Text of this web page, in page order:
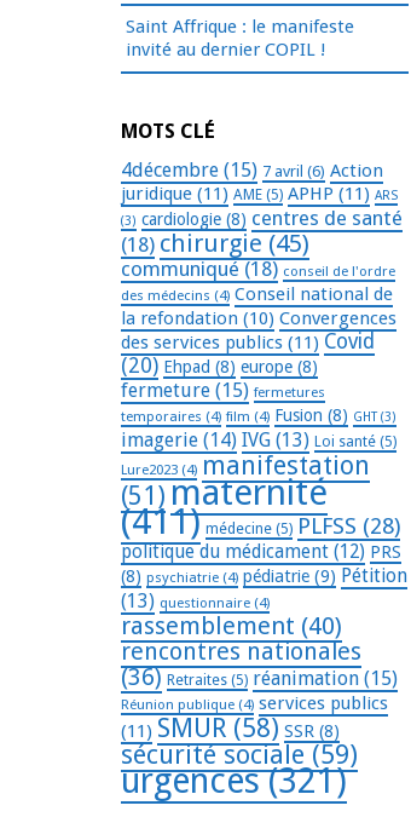
Saint Affrique : le manifeste
invité au dernier COPIL !
MOTS CLÉ
4décembre (15) 7 avril (6) Action
juridique (11) AME (5) APHP (11) ARS
(3) cardiologie (8) centres de santé
(18) chirurgie (45)
communiqué (18) conseil de l'ordre
des médecins (4) Conseil national de
la refondation (10) Convergences
des services publics (11) Covid
(20) Ehpad (8) europe (8)
fermeture (15) fermetures
temporaires (4) film (4) Fusion (8) GHT(3)
imagerie (14) IVG (13) Loi santé (5)
Lure2023 (4) manifestation
(51) maternité
(411) médecine (5) PLFSS (28)
politique du médicament (12) PRS
(8) psychiatrie (4) pédiatrie (9) Pétition
(13) questionnaire (4)
rassemblement (40)
rencontres nationales
(36) Retraites (5) réanimation (15)
Réunion publique (4) services publics
(11) SMUR (58) SSR (8)
sécurité sociale (59)
urgences(321)